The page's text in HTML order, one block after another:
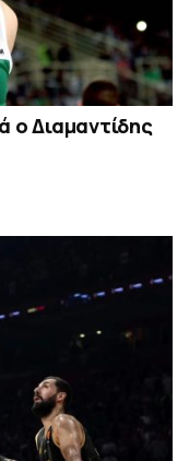
ο Διαμαντίδης